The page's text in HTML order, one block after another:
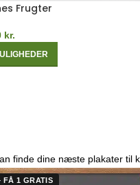
Frugter
kr.
finde dine næste plakater til
1 GRATIS